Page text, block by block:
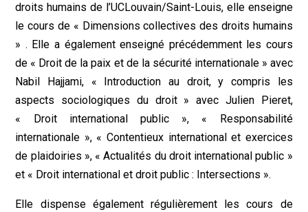
droits humains de l’UCLouvain/Saint-Louis, elle enseigne
le cours de « Dimensions collectives des droits humains
» . Elle a également enseigné précédemment les cours
de « Droit de la paix et de la sécurité internationale » avec
Nabil Hajjami, « Introduction au droit, y compris les
aspects sociologiques du droit » avec Julien Pieret,
« Droit international public », « Responsabilité
internationale », « Contentieux international et exercices
de plaidoiries », « Actualités du droit international public »
et « Droit international et droit public : Intersections ».
Elle dispense également régulièrement les cours de